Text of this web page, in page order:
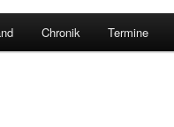
Chronik Termine